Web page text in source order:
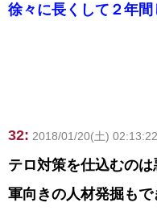
徐々に長くして２年
32: 2018/01/20(土)
テロ対策を仕込むの
軍向きの人材発掘もで